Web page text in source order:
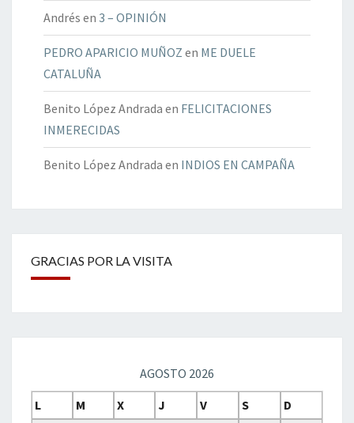
Andrés en 3 – OPINIÓN
PEDRO APARICIO MUÑOZ en ME DUELE
CATALUÑA
Benito López Andrada en FELICITACIONES
INMERECIDAS
Benito López Andrada en INDIOS EN CAMPAÑA
GRACIAS POR LA VISITA
AGOSTO 2026
L
M X J V S
D